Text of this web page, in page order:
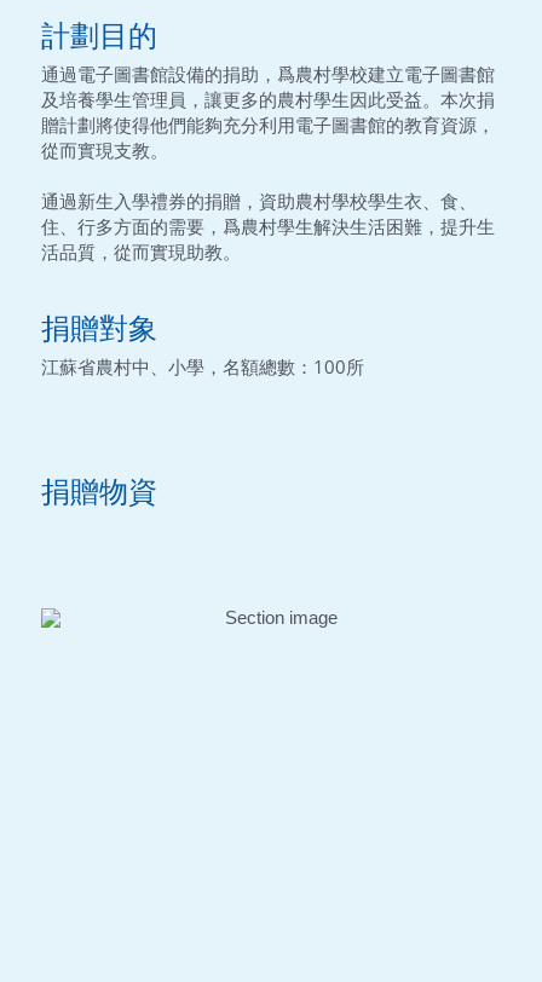
計劃目的
通過電子圖書館設備的捐助，爲農村學校建立電子圖書館
及培養學生管理員，讓更多的農村學生因此受益。本次捐
贈計劃將使得他們能夠充分利用電子圖書館的教育資源，
從而實現支教。
通過新生入學禮券的捐贈，資助農村學校學生衣、食、
住、行多方面的需要，爲農村學生解決生活困難，提升生
活品質，從而實現助教。
捐贈對象
江蘇省農村中、小學，名額總數：100所
捐贈物資